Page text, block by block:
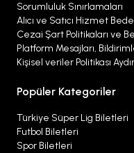
Sorumluluk Sınırlamaları
Alıcı ve Satıcı Hizmet
Cezai Şart Politikaları ve
Platform Mesajları,
Kişisel veriler Politikası
Popüler Kategoriler
Türkiye Süper Lig Biletleri
Futbol Biletleri
Spor Biletleri